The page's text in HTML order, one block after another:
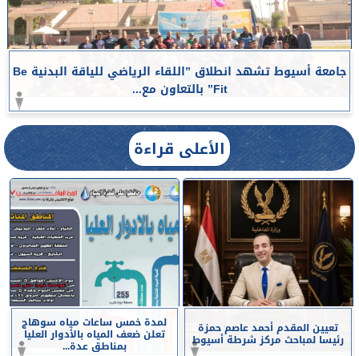
جامعة أسيوط تشهد انطلاق ”اللقاء الرياضي للياقة البدنية Be
Fit” بالتعاون مع...
الأعلى قراءة
تعيين المقدم أحمد عاصم حمزة
رئيسا لمباحث مركز شرطة أسيوط
لمدة خمس ساعات مياه سوهاج
تعلن ضعف المياه بالأدوار العليا
بمناطق عدة...